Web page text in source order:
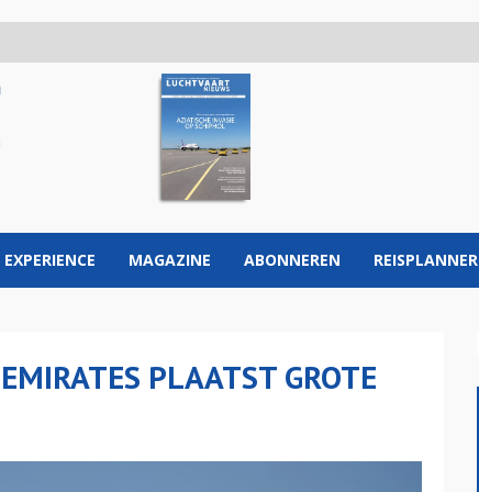
EXPERIENCE MAGAZINE ABONNEREN REISPLANNER
PLAATST GROTE